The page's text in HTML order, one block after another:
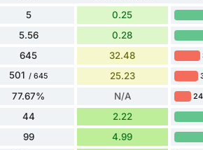
5 0.25
5.56 0.28
645 32.48
501 / 645 25.23
77.67% N/A 24
44 2.22
99 4.99